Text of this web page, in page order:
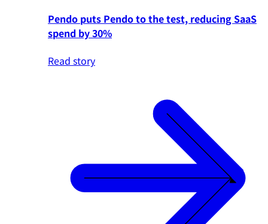
Pendo puts Pendo to the test, reducing SaaS
spend by 30%
Read story